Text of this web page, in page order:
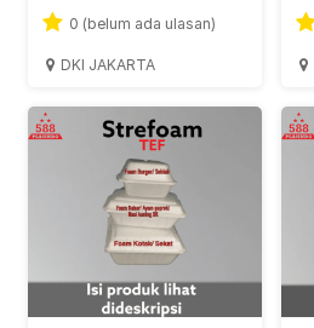
0 (belum ada ulasan)
DKI JAKARTA